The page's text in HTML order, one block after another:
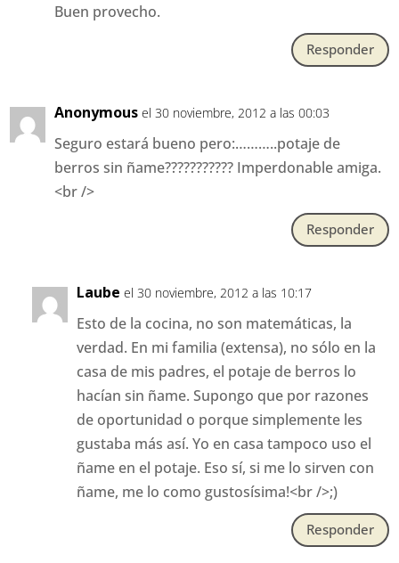
Buen provecho.
Responder
Anonymous el 30 noviembre, 2012 a las 00:03
Seguro estará bueno pero:………..potaje de
berros sin ñame??????????? Imperdonable amiga.
<br />
Responder
Laube el 30 noviembre, 2012 a las 10:17
Esto de la cocina, no son matemáticas, la
verdad. En mi familia (extensa), no sólo en la
casa de mis padres, el potaje de berros lo
hacían sin ñame. Supongo que por razones
de oportunidad o porque simplemente les
gustaba más así. Yo en casa tampoco uso el
ñame en el potaje. Eso sí, si me lo sirven con
ñame, me lo como gustosísima!<br />;)
Responder